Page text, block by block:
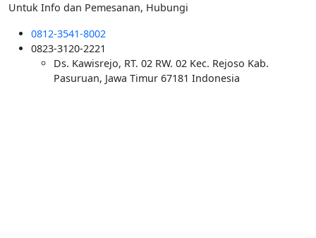
Untuk Info dan Pemesanan, Hubungi
0812-3541-8002
0823-3120-2221
Ds. Kawisrejo, RT. 02 RW. 02 Kec. Rejoso Kab.
Pasuruan, Jawa Timur 67181 Indonesia